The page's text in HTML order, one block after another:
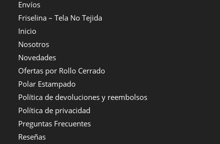
Envíos
Friselina – Tela No Tejida
Inicio
Nosotros
Novedades
Ofertas por Rollo Cerrado
Polar Estampado
Política de devoluciones y reembolsos
Política de privacidad
Preguntas Frecuentes
Reseñas